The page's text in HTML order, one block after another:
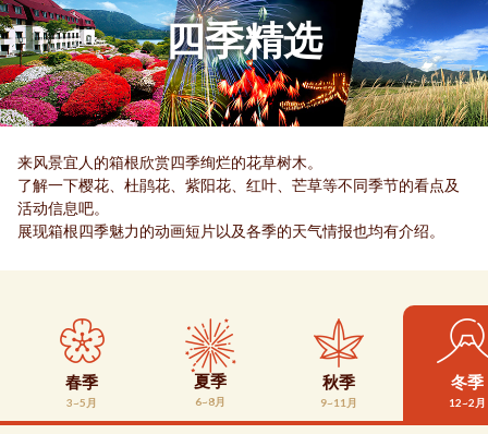
四季精选
来风景宜人的箱根欣赏四季绚烂的花草树木。
了解一下樱花、杜鹃花、紫阳花、红叶、芒草等不同季节的看点及
活动信息吧。
展现箱根四季魅力的动画短片以及各季的天气情报也均有介绍。
春季
3~5月
夏季
6~8月
秋季
9~11月
冬季
12~2月